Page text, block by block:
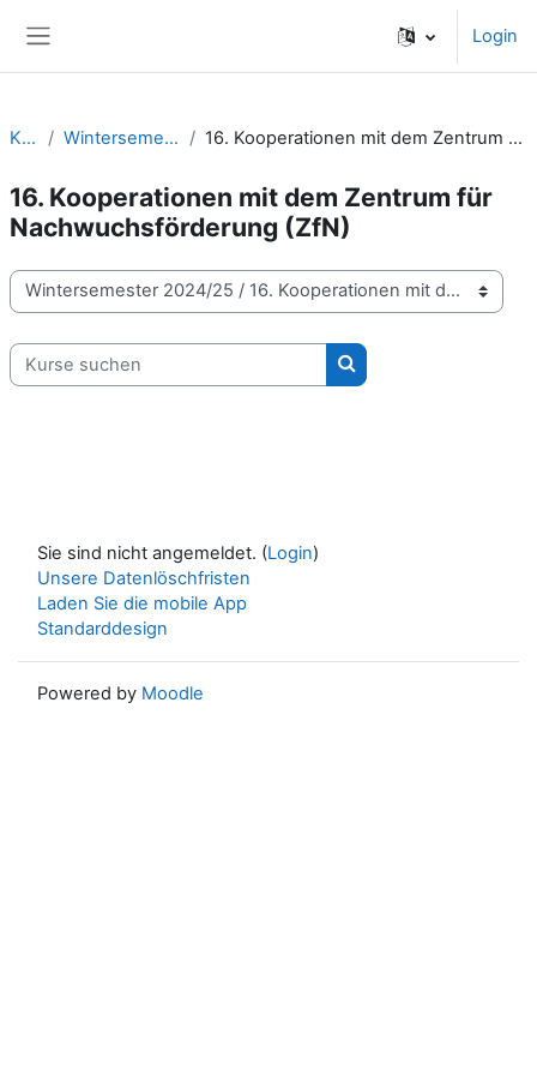
Login
Kurse Wintersemester 2024/25 16. Kooperationen mit dem Zentrum für Nachwuchsförderung (ZfN)
16. Kooperationen mit dem Zentrum für
Nachwuchsförderung (ZfN)
Kursbereiche
Kurse suchen
Kurse suchen
Sie sind nicht angemeldet. (Login)
Unsere Datenlöschfristen
Laden Sie die mobile App
Standarddesign
Powered by Moodle